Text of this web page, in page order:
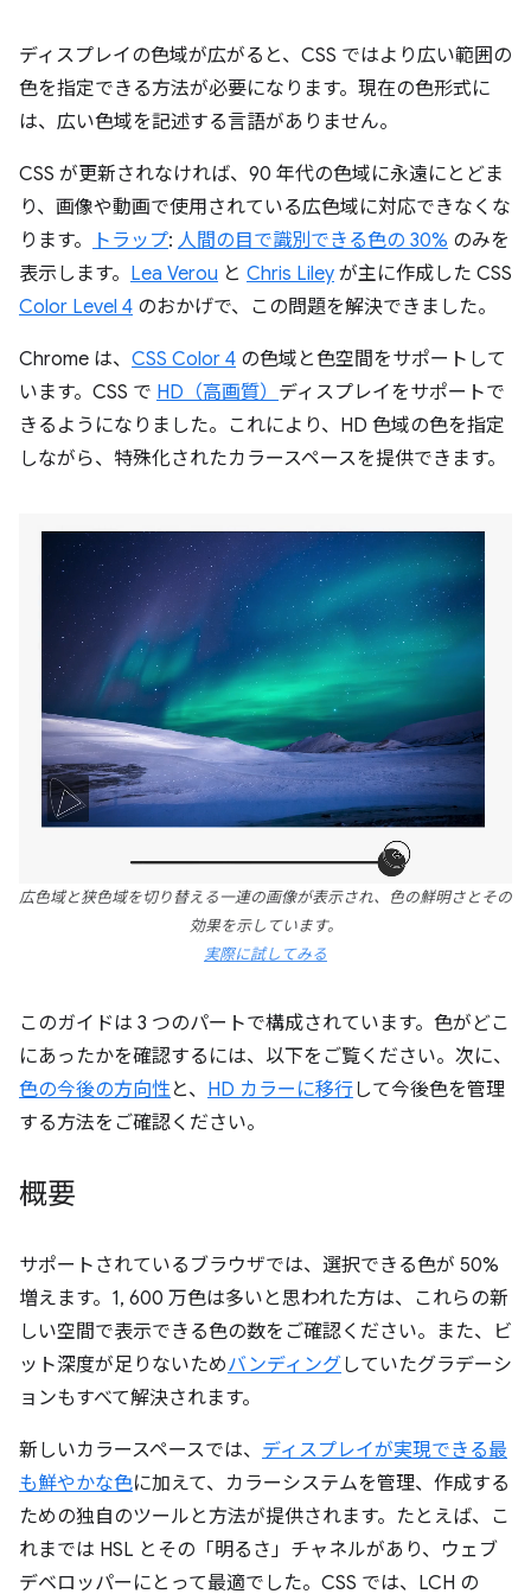
ディスプレイの色域が広がると、CSS ではより広い範囲の
色を指定できる方法が必要になります。現在の色形式に
は、広い色域を記述する言語がありません。
CSS が更新されなければ、90 年代の色域に永遠にとどま
り、画像や動画で使用されている広色域に対応できなくな
ります。
トラップ: 人間の目で識別できる色の 30% のみを
表示します。 Lea Verou と Chris Liley が主に作成した CSS
Color Level 4 のおかげで、この問題を解決できました。
Chrome は、 CSS Color 4 の色域と色空間をサポートして
います。CSS で HD（高画質） ディスプレイをサポートで
きるようになりました。これにより、HD 色域の色を指定
しながら、特殊化されたカラースペースを提供できます。
広色域と狭色域を切り替える一連の画像が表示され、色の鮮明さとその
効果を示しています。
実際に試してみる
このガイドは 3 つのパートで構成されています。色がどこ
にあったかを確認するには、以下をご覧ください。次に、
色の今後の方向性と、 HD カラーに移行して今後色を管理
する方法をご確認ください。
概要
サポートされているブラウザでは、選択できる色が 50%
増えます。1, 600 万色は多いと思われた方は、これらの新
しい空間で表示できる色の数をご確認ください。また、ビ
ット深度が足りないためバンディングしていたグラデーシ
ョンもすべて解決されます。
新しいカラースペースでは、 ディスプレイが実現できる最
も鮮やかな色に加えて、カラーシステムを管理、作成する
ための独自のツールと方法が提供されます。たとえば、こ
れまでは HSL とその「明るさ」チャネルがあり、ウェブ
デベロッパーにとって最適でした。CSS では、LCH の